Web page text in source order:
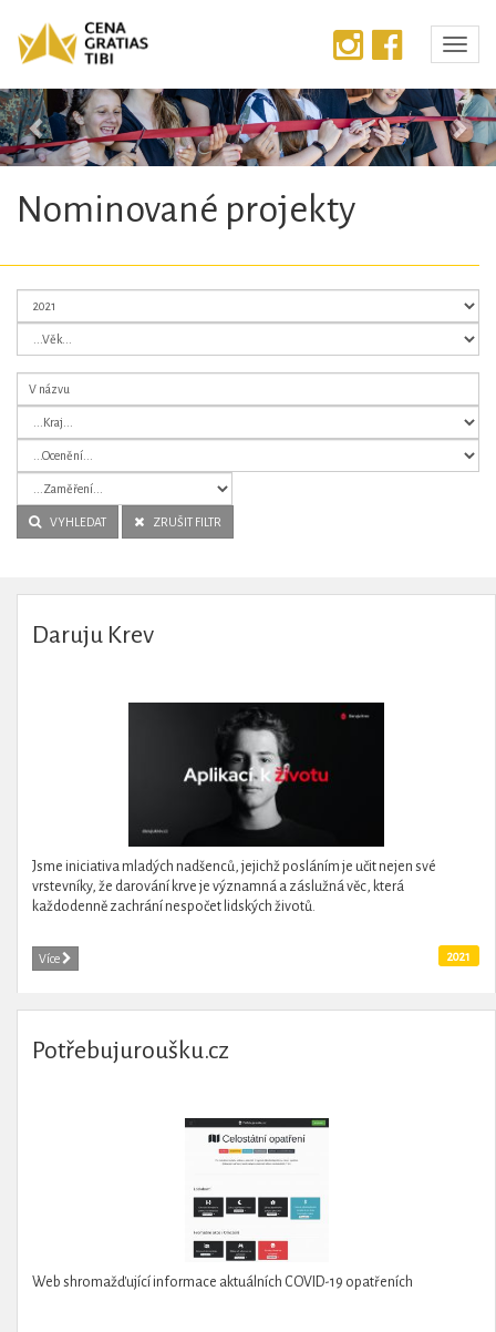
Předchozí
Nominované projekty
VYHLEDAT ZRUŠIT FILTR
Daruju Krev
Jsme iniciativa mladých nadšenců, jejichž posláním je učit nejen své
vrstevníky, že darování krve je významná a záslužná věc, která
každodenně zachrání nespočet lidských životů.
Více 2021
Potřebujuroušku.cz
Web shromažďující informace aktuálních COVID-19 opatřeních